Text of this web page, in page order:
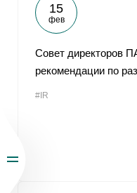
15
фев
Совет директоров
рекомендации по
#IR